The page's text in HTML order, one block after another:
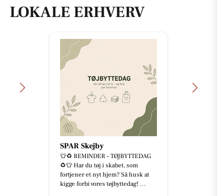
LOKALE ERHVERV
SPAR Skejby
👕♻️ REMINDER – TØJBYTTEDAG
♻️👕 Har du tøj i skabet, som
fortjener et nyt hjem? Så husk at
kigge forbi vores tøjbyttedag! ...